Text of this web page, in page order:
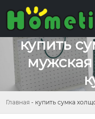
купить
Главная - купить сумка